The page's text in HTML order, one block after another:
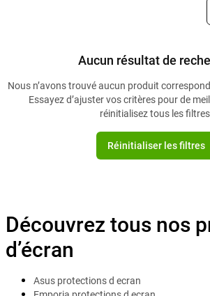
Aucun résultat de
Nous n’avons trouvé aucun produit
Essayez d’ajuster vos critères pour de
réinitialisez tous les
Réinitialiser les filtres
Découvrez tous nos
d’écran
Asus protections d ecran